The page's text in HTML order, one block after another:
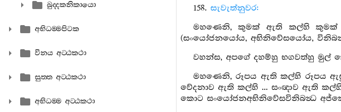
ඛුද‍්දකනිකායො
අභිධම‍්මපිටක
විනය අට‍්ඨකථා
සුත‍්ත අට‍්ඨකථා
අභිධම‍්ම අට‍්ඨකථා
158. සැවැත්නුවර:
මහණෙනි, කුමක් ඇති කල්හි කුමක්
(සංයෝජනයෝය, අභිනිවේසයෝය,
වහන්ස, අපගේ දහම්හු භගවත්හු මුල්
මහණෙනි, රූපය ඇති කල්හි රූපය
වේදනාව ඇති කල්හි ... සංඥාව ඇති
කොට සංයෝජනඅභිනිවේසවිනිබන්‍ධ